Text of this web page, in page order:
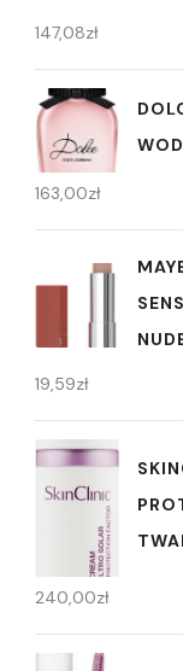
147,08zł
163,00zł
19,59zł
240,00zł